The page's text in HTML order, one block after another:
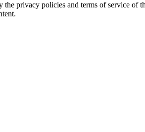
privacy policies and terms of service